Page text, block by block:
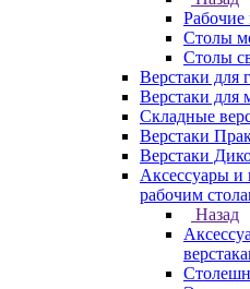
Рабочие
Столы
Столы
Верстаки для
Верстаки для
Складные
Верстаки
Верстаки
Аксессуары и
рабочим
Назад